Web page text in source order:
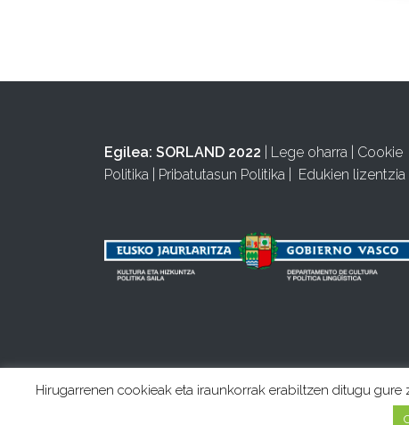
Egilea: SORLAND 2022 Lege oharra
Cookie
Politika
Pribatutasun Politika Edukien lizentzia
Hirugarrenen cookieak eta iraunkorrak erabiltzen ditugu